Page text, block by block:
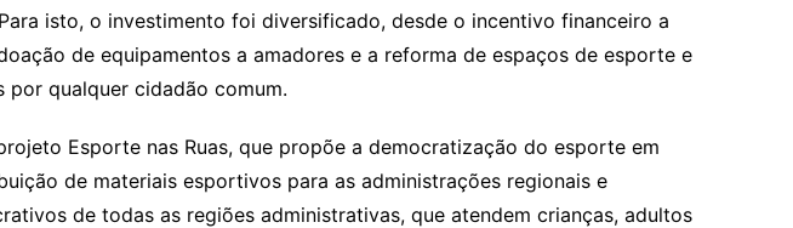
isto, o investimento foi diversificado, desde o incentivo financeiro a
de equipamentos a amadores e a reforma de espaços de esporte e
por qualquer cidadão comum.
Esporte nas Ruas, que propõe a democratização do esporte em
de materiais esportivos para as administrações regionais e
de todas as regiões administrativas, que atendem crianças, adultos